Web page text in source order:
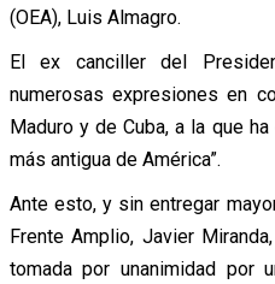
(OEA), Luis Almagro.
El ex canciller del
numerosas expresiones en
Maduro y de Cuba, a la que
más antigua de América”.
Ante esto, y sin entregar
Frente Amplio, Javier
tomada por unanimidad por